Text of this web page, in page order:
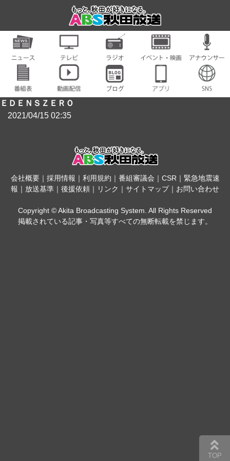
ＥＤＥＮＳＺＥＲＯ
2021/04/15 02:35
会社概要｜ 採用情報 ｜ 利用規約 ｜ 番組審議会 ｜ CSR｜ 緊急地震速
報 ｜ 放送基準 ｜ 後援依頼 ｜ リンク ｜ サイトマップ｜ お問い合わせ
Copyright © Akita Broadcasting System. All Rights Reserved
掲載されている記事・写真等すべての無断転載を禁じます。